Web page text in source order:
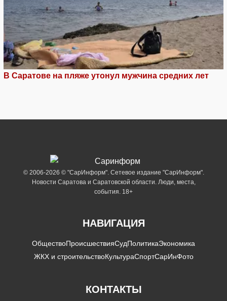
В Саратове на пляже утонул мужчина средних лет
© 2006-2026 © "СарИнформ". Сетевое издание "СарИнформ".
Новости Саратова и Саратовской области. Люди, места,
события. 18+
НАВИГАЦИЯ
ОбществоПроисшествияСудПолитикаЭкономика
ЖКХ и строительствоКультураСпортСарИнФото
КОНТАКТЫ